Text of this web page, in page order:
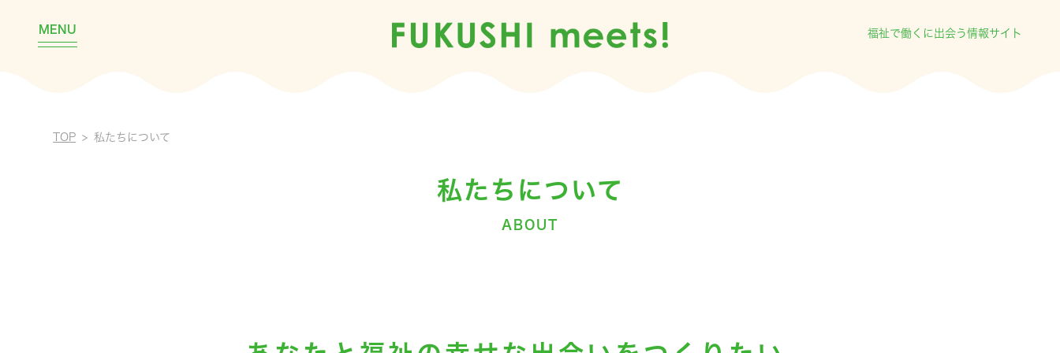
MENU 福祉で働くに出会う情報サイト
TOP 私たちについて
私たちについて
ABOUT